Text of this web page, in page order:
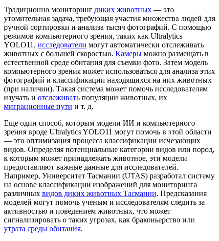
Традиционно мониторинг диких животных — это
утомительная задача, требующая участия множества людей для
ручной сортировки и анализа тысяч фотографий. С помощью
режимов компьютерного зрения, таких как Ultralytics
YOLO11, исследователи могут автоматически отслеживать
животных с большей скоростью. Камеры можно размещать в
естественной среде обитания для съемки фото. Затем модель
компьютерного зрения может использоваться для анализа этих
фотографий и классификации находящихся на них животных
(при наличии). Такая система может помочь исследователям
изучать и отслеживать популяции животных, их
миграционные пути и т. д.
Еще один способ, которым модели ИИ и компьютерного
зрения вроде Ultralytics YOLO11 могут помочь в этой области
— это оптимизация процесса классификации исчезающих
видов. Определяя потенциальные категории видов или пород,
к которым может принадлежать животное, эти модели
предоставляют важные данные для исследователей.
Например, Университет Тасмании (UTAS) разработал систему
на основе классификации изображений для мониторинга
различных видов диких животных Тасмании. Предсказания
моделей могут помочь ученым и исследователям следить за
активностью и поведением животных, что может
сигнализировать о таких угрозах, как браконьерство или
утрата среды обитания.